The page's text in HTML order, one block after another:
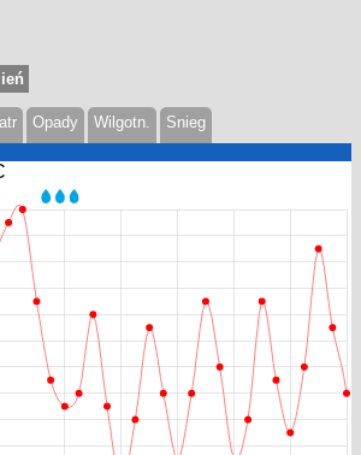
Opady Wilgotn. Snieg